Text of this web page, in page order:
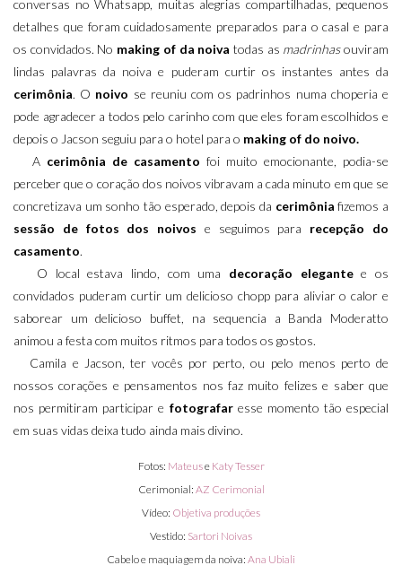
conversas no Whatsapp, muitas alegrias compartilhadas, pequenos
detalhes que foram cuidadosamente preparados para o casal e para
os convidados. No making of da noiva todas as madrinhasouviram
lindas palavras da noiva e puderam curtir os instantes antes da
cerimônia. O noivo se reuniu com os padrinhos numa choperia e
pode agradecer a todos pelo carinho com que eles foram escolhidos e
depois o Jacson seguiu para o hotel para o making of do noivo.
A cerimônia de casamento foi muito emocionante, podia-se
perceber que o coração dos noivos vibravam a cada minuto em que se
concretizava um sonho tão esperado, depois da cerimôniafizemos a
sessão de fotos dos noivos e seguimos para recepção do
casamento.
O local estava lindo, com uma decoração elegantee os
convidados puderam curtir um delicioso chopp para aliviar o calor e
saborear um delicioso buffet, na sequencia a Banda Moderatto
animou a festa com muitos ritmos para todos os gostos.
Camila e Jacson, ter vocês por perto, ou pelo menos perto de
nossos corações e pensamentos nos faz muito felizes e saber que
nos permitiram participar e fotografaresse momento tão especial
em suas vidas deixa tudo ainda mais divino.
Fotos: Mateuse Katy Tesser
Cerimonial: AZ Cerimonial
Vídeo: Objetiva produções
Vestido: Sartori Noivas
Cabelo e maquiagem da noiva: Ana Ubiali